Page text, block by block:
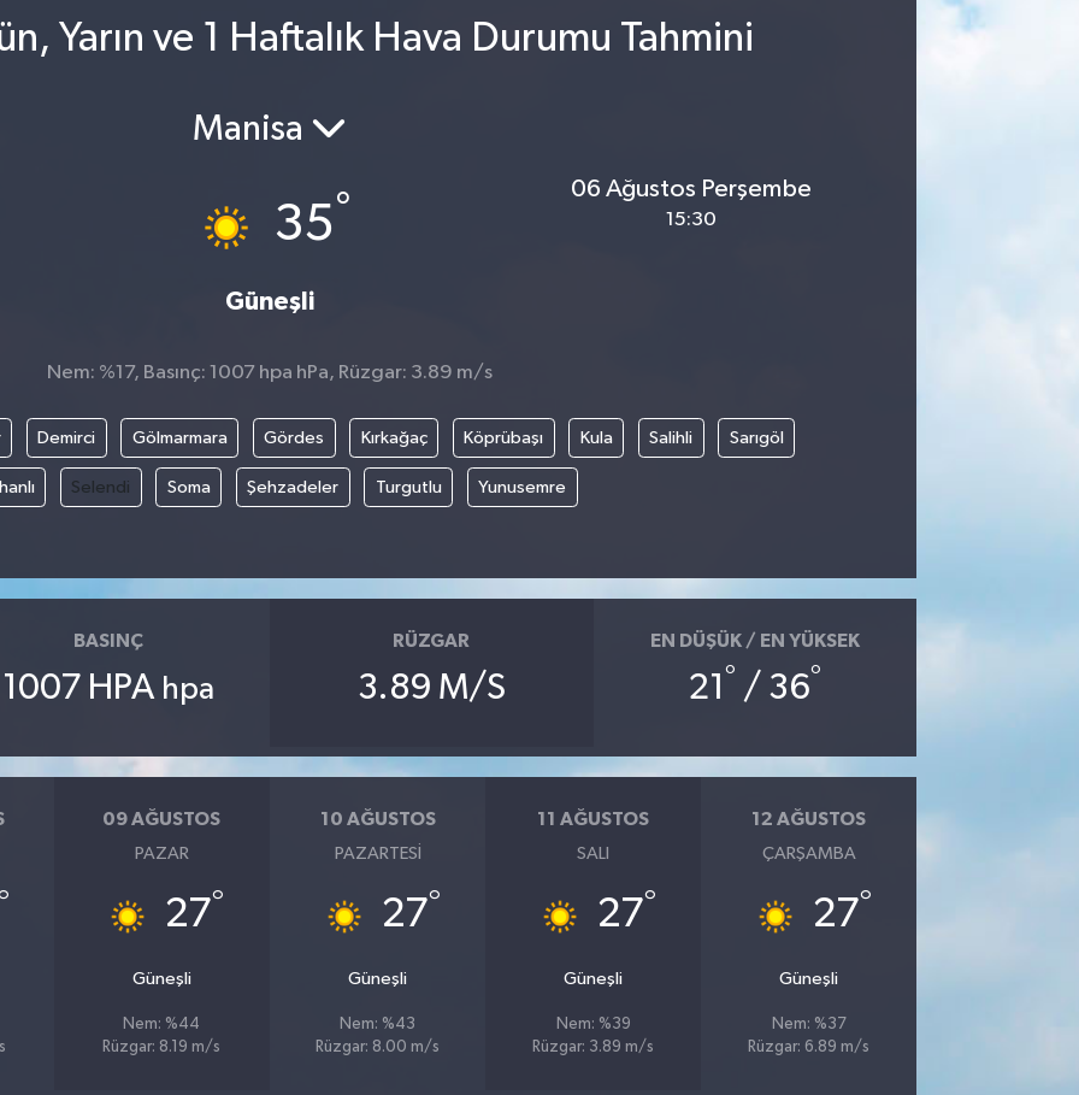
Yarın ve 1 Haftalık Hava Durumu Tahmini
Manisa
35°
Güneşli
06 Ağustos Perşembe
15:30
Nem: %17, Basınç: 1007 hpa hPa, Rüzgar: 3.89 m/s
Demirci Gölmarmara Gördes Kırkağaç Köprübaşı Kula Salihli Sarıgöl
Selendi Soma Şehzadeler Turgutlu Yunusemre
BASINÇ
1007 HPA hpa
RÜZGAR
3.89 M/S
EN DÜŞÜK / EN YÜKSEK
21° / 36°
09 AĞUSTOS
PAZAR
27°
Güneşli
Nem: %44
Rüzgar: 8.19 m/s
10 AĞUSTOS
PAZARTESI
27°
Güneşli
Nem: %43
Rüzgar: 8.00 m/s
11 AĞUSTOS
SALI
27°
Güneşli
Nem: %39
Rüzgar: 3.89 m/s
12 AĞUSTOS
ÇARŞAMBA
27°
Güneşli
Nem: %37
Rüzgar: 6.89 m/s